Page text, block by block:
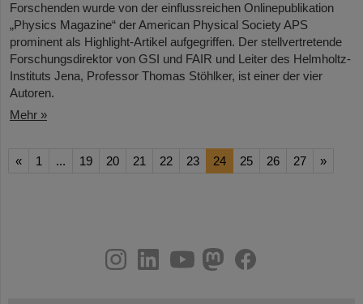
Forschenden wurde von der einflussreichen Onlinepublikation
„Physics Magazine“ der American Physical Society APS
prominent als Highlight-Artikel aufgegriffen. Der stellvertretende
Forschungsdirektor von GSI und FAIR und Leiter des Helmholtz-
Instituts Jena, Professor Thomas Stöhlker, ist einer der vier
Autoren.
Mehr »
« 1 ... 19 20 21 22 23 24 25 26 27 »
youtube
helmholtz.social
facebook